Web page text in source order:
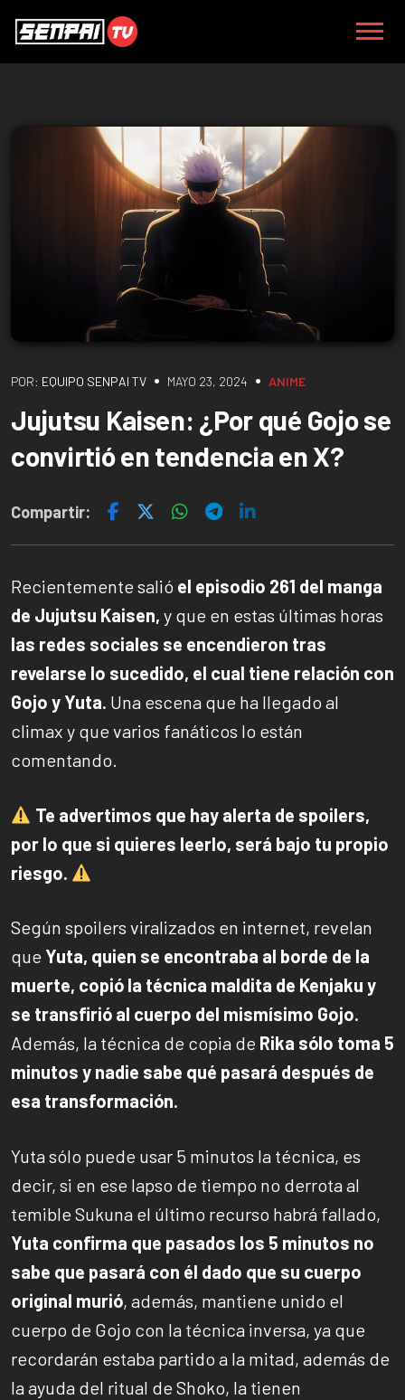
POR: EQUIPO SENPAI TV • MAYO 23, 2024 • ANIME
Jujutsu Kaisen: ¿Por qué Gojo se
convirtió en tendencia en X?
Compartir:
Recientemente salió el episodio 261 del manga
de Jujutsu Kaisen, y que en estas últimas horas
las redes sociales se encendieron tras
revelarse lo sucedido, el cual tiene relación con
Gojo y Yuta. Una escena que ha llegado al
climax y que varios fanáticos lo están
comentando.
Te advertimos que hay alerta de spoilers,
por lo que si quieres leerlo, será bajo tu propio
riesgo.
Según spoilers viralizados en internet, revelan
que Yuta, quien se encontraba al borde de la
muerte, copió la técnica maldita de Kenjaku y
se transfirió al cuerpo del mismísimo Gojo.
Además, la técnica de copia de Rika sólo toma 5
minutos y nadie sabe qué pasará después de
esa transformación.
Yuta sólo puede usar 5 minutos la técnica, es
decir, si en ese lapso de tiempo no derrota al
temible Sukuna el último recurso habrá fallado,
Yuta confirma que pasados los 5 minutos no
sabe que pasará con él dado que su cuerpo
original murió, además, mantiene unido el
cuerpo de Gojo con la técnica inversa, ya que
recordarán estaba partido a la mitad, además de
la ayuda del ritual de Shoko, la tienen